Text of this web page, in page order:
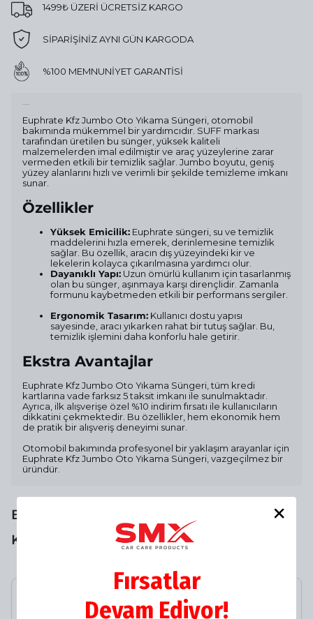
1499₺ ÜZERİ ÜCRETSİZ KARGO
SİPARİŞİNİZ AYNI GÜN KARGODA
%100 MEMNUNİYET GARANTİSİ
Euphrate Kfz Jumbo Oto Yıkama Süngeri, otomobil
bakımında mükemmel bir yardımcıdır. SUFF markası
tarafından üretilen bu sünger, yüksek kaliteli
malzemelerden imal edilmiştir ve araç yüzeylerine zarar
vermeden etkili bir temizlik sağlar. Jumbo boyutu, geniş
yüzey alanlarını hızlı ve verimli bir şekilde temizleme imkanı
sunar.
Özellikler
Yüksek Emicilik: Euphrate süngeri, su ve temizlik
maddelerini hızla emerek, derinlemesine temizlik
sağlar. Bu özellik, aracın dış yüzeyindeki kir ve
lekelerin kolayca çıkarılmasına yardımcı olur.
Dayanıklı Yapı: Uzun ömürlü kullanım için tasarlanmış
olan bu sünger, aşınmaya karşı dirençlidir. Zamanla
formunu kaybetmeden etkili bir performans sergiler.
Ergonomik Tasarım: Kullanıcı dostu yapısı
sayesinde, aracı yıkarken rahat bir tutuş sağlar. Bu,
temizlik işlemini daha konforlu hale getirir.
Ekstra Avantajlar
Euphrate Kfz Jumbo Oto Yıkama Süngeri, tüm kredi
kartlarına vade farksız 5 taksit imkanı ile sunulmaktadır.
Ayrıca, ilk alışverişe özel %10 indirim fırsatı ile kullanıcıların
dikkatini çekmektedir. Bu özellikler, hem ekonomik hem
de pratik bir alışveriş deneyimi sunar.
Otomobil bakımında profesyonel bir yaklaşım arayanlar için
Euphrate Kfz Jumbo Oto Yıkama Süngeri, vazgeçilmez bir
üründür.
Birlikte Al Kazan 🚀 %15 NET İNDİRİMi
KAÇIRMA❗️
Euphrate Kfz Jumbo Oto
Yıkama Süngeri 3794
Fırsatlar
Devam Ediyor!